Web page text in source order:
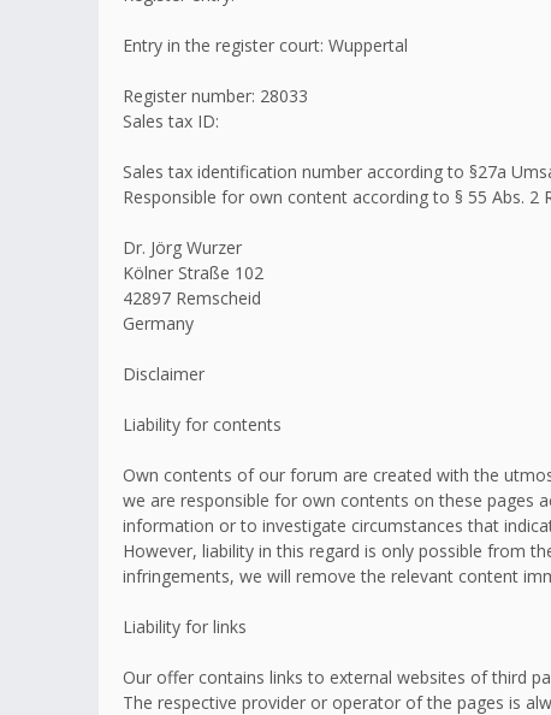
Entry in the register court: Wuppertal
Register number: 28033
Sales tax ID:
Sales tax identification number according to §27a
Responsible for own content according to § 55 Abs. 2
Dr. Jörg Wurzer
Kölner Straße 102
42897 Remscheid
Germany
Disclaimer
Liability for contents
Own contents of our forum are created with the
we are responsible for own contents on these pages
information or to investigate circumstances that
However, liability in this regard is only possible from
infringements, we will remove the relevant content
Liability for links
Our offer contains links to external websites of third
The respective provider or operator of the pages is